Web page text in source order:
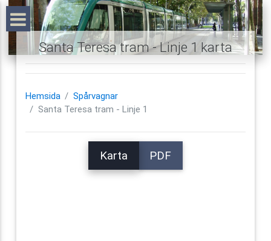
Santa Teresa tram - Linje 1 karta
Hemsida
Spårvagnar
Santa Teresa tram - Linje 1
Karta PDF